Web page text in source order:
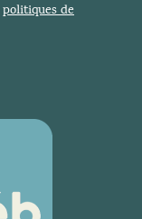
politiques de